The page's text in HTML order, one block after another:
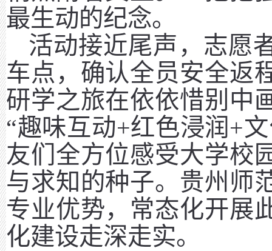
最生动的纪念。
活动接近尾声，志愿
车点，确认全员安全返
研学之旅在依依惜别中
“趣味互动+红色浸润+
友们全方位感受大学校
与求知的种子。贵州师
专业优势，常态化开展
化建设走深走实。